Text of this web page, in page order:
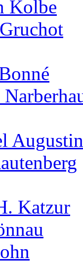
Kolbe
Augustin
Katzur